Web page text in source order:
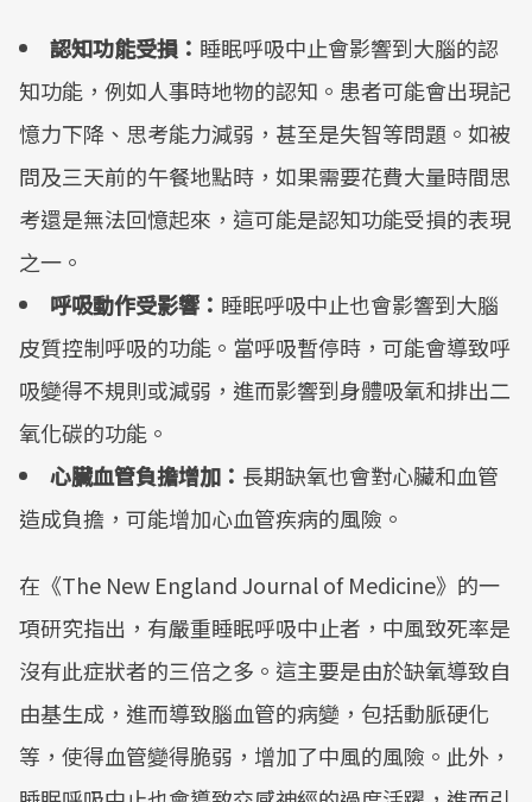
認知功能受損： 睡眠呼吸中止會影響到大腦的認
知功能，例如人事時地物的認知。患者可能會出現記
憶力下降、思考能力減弱，甚至是失智等問題。如被
問及三天前的午餐地點時，如果需要花費大量時間思
考還是無法回憶起來，這可能是認知功能受損的表現
之一。
呼吸動作受影響： 睡眠呼吸中止也會影響到大腦
皮質控制呼吸的功能。當呼吸暫停時，可能會導致呼
吸變得不規則或減弱，進而影響到身體吸氧和排出二
氧化碳的功能。
心臟血管負擔增加： 長期缺氧也會對心臟和血管
造成負擔，可能增加心血管疾病的風險。
在《The New England Journal of Medicine》的一
項研究指出，有嚴重睡眠呼吸中止者，中風致死率是
沒有此症狀者的三倍之多。這主要是由於缺氧導致自
由基生成，進而導致腦血管的病變，包括動脈硬化
等，使得血管變得脆弱，增加了中風的風險。此外，